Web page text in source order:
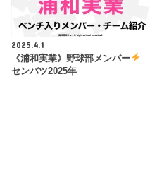
2025.4.1
《浦和実業》野球部メンバー
センバツ2025年